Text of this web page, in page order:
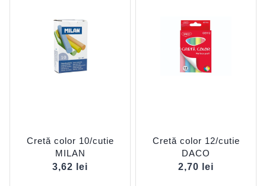
Cretă color 10/cutie
MILAN
3,62
lei
Cretă color 12/cutie
DACO
2,70
lei